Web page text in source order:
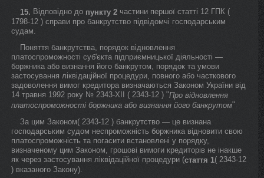
15. Відповідно до пункту 2 частини першої статті 12 ГПК (
1798-12 ) справи про банкрутство підвідомчі господарським
судам.
Поняття банкрутства, порядок відновлення
платоспроможності суб'єкта підприємницької діяльності —
боржника або визнання його банкрутом, порядок та умови
застосування ліквідаційної процедури, повного або часткового
задоволення вимог кредитора визначаються Законом України від
14 травня 1992 року № 2343-XII ( 2343-12 ) "Про відновлення
платоспроможності боржника або визнання його банкрутом".
За цим Законом( 2343-12 ) банкрутство — це визнана
господарським судом неспроможність боржника відновити свою
платоспроможність та погасити встановлені у порядку,
визначеному цим Законом, грошові вимоги кредиторів не інакше
як через застосування ліквідаційної процедури (стаття 1( 2343-12
) вказаного Закону).